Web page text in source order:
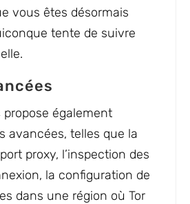
vous êtes désormais
tente de suivre
également
avancées, telles que la
proxy, l’inspection des
la configuration de
dans une région où Tor